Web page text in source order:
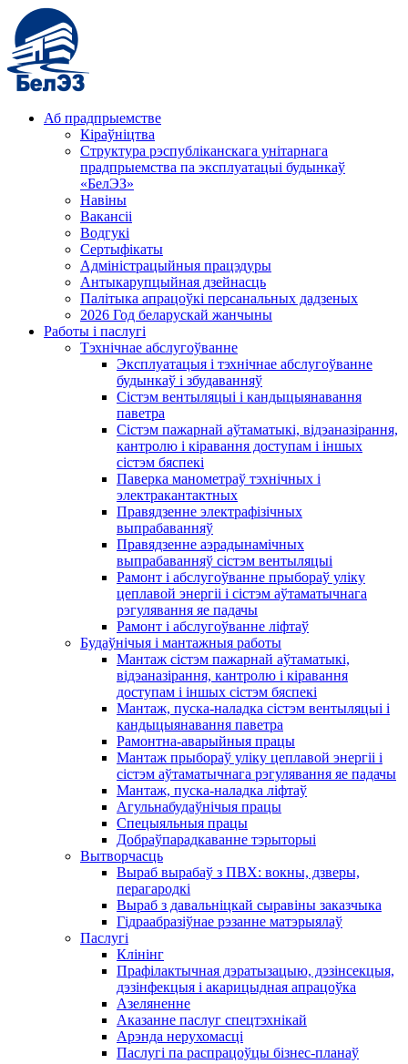
Аб прадпрыемстве
Кіраўніцтва
Структура рэспубліканскага унітарнага
прадпрыемства па эксплуатацыі будынкаў
«БелЭЗ»
Навіны
Вакансіі
Водгукі
Сертыфікаты
Адміністрацыйныя працэдуры
Антыкарупцыйная дзейнасць
Палітыка апрацоўкі персанальных дадзеных
2026 Год беларускай жанчыны
Работы і паслугі
Тэхнічнае абслугоўванне
Эксплуатацыя і тэхнічнае абслугоўванне
будынкаў і збудаванняў
Сістэм вентыляцыі і кандыцыянавання
паветра
Сістэм пажарнай аўтаматыкі, відэаназірання,
кантролю і кіравання доступам і іншых
сістэм бяспекі
Паверка манометраў тэхнічных і
электракантактных
Правядзенне электрафізічных
выпрабаванняў
Правядзенне аэрадынамічных
выпрабаванняў сістэм вентыляцыі
Рамонт і абслугоўванне прыбораў уліку
цеплавой энергіі і сістэм аўтаматычнага
рэгулявання яе падачы
Рамонт і абслугоўванне ліфтаў
Будаўнічыя і мантажныя работы
Мантаж сістэм пажарнай аўтаматыкі,
відэаназірання, кантролю і кіравання
доступам і іншых сістэм бяспекі
Мантаж, пуска-наладка сістэм вентыляцыі і
кандыцыянавання паветра
Рамонтна-аварыйныя працы
Мантаж прыбораў уліку цеплавой энергіі і
сістэм аўтаматычнага рэгулявання яе падачы
Мантаж, пуска-наладка ліфтаў
Агульнабудаўнічыя працы
Спецыяльныя працы
Добраўпарадкаванне тэрыторыі
Вытворчасць
Выраб вырабаў з ПВХ: вокны, дзверы,
перагародкі
Выраб з давальніцкай сыравіны заказчыка
Гідраабразіўнае рэзанне матэрыялаў
Паслугі
Клінінг
Прафілактычная дэратызацыю, дэзiнсекцыя,
дэзінфекцыя і акарицыдная апрацоўка
Азеляненне
Аказанне паслуг спецтэхнікай
Арэнда нерухомасці
Паслугі па распрацоўцы бізнес-планаў